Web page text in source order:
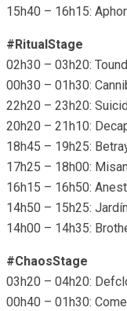
15h40 – 16h15:
#RitualStage
02h30 – 03h20:
00h30 – 01h30:
22h20 – 23h20:
20h20 – 21h10:
18h45 – 19h25:
17h25 – 18h00:
16h15 – 16h50:
14h50 – 15h25:
14h00 – 14h35:
#ChaosStage
03h20 – 04h20:
00h40 – 01h30: